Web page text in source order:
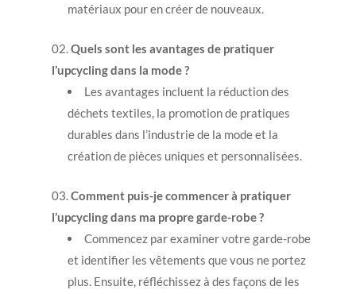
matériaux pour en créer de nouveaux.
Quels sont les avantages de pratiquer
l’upcycling dans la mode ?
Les avantages incluent la réduction des
déchets textiles, la promotion de pratiques
durables dans l’industrie de la mode et la
création de pièces uniques et personnalisées.
Comment puis-je commencer à pratiquer
l’upcycling dans ma propre garde-robe ?
Commencez par examiner votre garde-robe
et identifier les vêtements que vous ne portez
plus. Ensuite, réfléchissez à des façons de les